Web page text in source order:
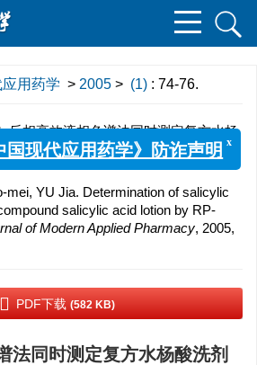
用药学 > 2005 > (1) : 74-76.
反相高效液相色谱法同时测定复方水杨
酚的含量[J]. 中国现代应用药学, 2005,
mei, YU Jia. Determination of salicylic
salicylic acid lotion by RP-
of Modern Applied Pharmacy, 2005,
PDF下载 (582 KB)
法同时测定复方水杨酸洗剂
x
国现代应用药学》防诈声明